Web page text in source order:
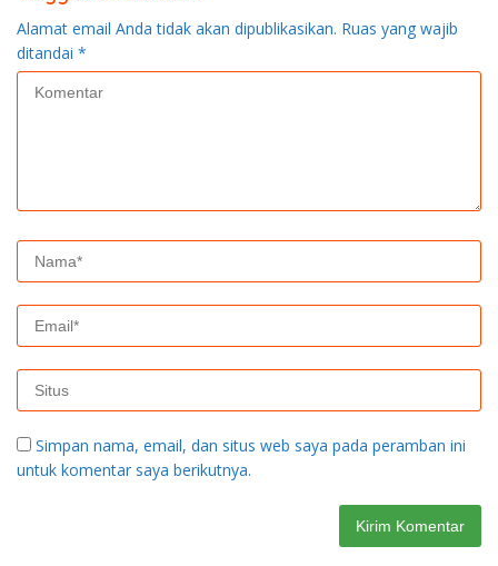
Alamat email Anda tidak akan dipublikasikan. Ruas yang wajib
ditandai *
Simpan nama, email, dan situs web saya pada peramban ini
untuk komentar saya berikutnya.